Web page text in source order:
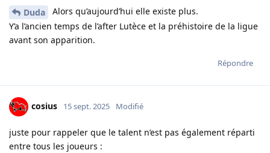
Duda
Alors qu’aujourd’hui elle existe plus.
Y’a l’ancien temps de l’after Lutèce et la préhistoire de la ligue
avant son apparition.
Répondre
cosius 15 sept. 2025 Modifié
juste pour rappeler que le talent n’est pas également réparti
entre tous les joueurs :